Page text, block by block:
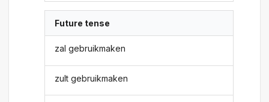
Future tense
zal gebruikmaken
zult gebruikmaken